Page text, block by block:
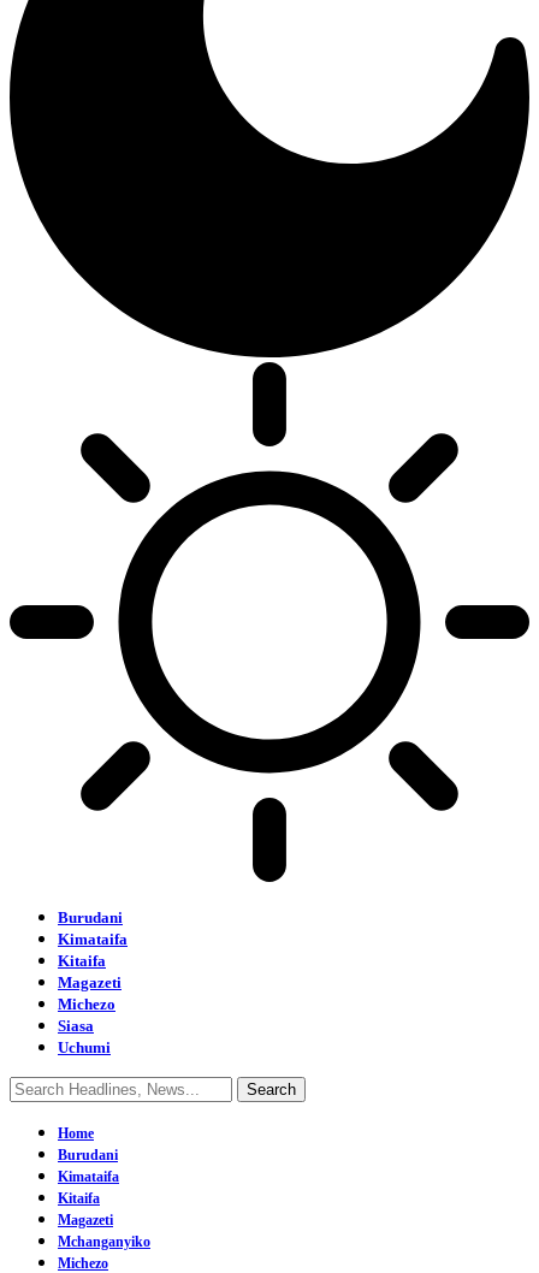
Burudani
Kimataifa
Kitaifa
Magazeti
Michezo
Siasa
Uchumi
Home
Burudani
Kimataifa
Kitaifa
Magazeti
Mchanganyiko
Michezo